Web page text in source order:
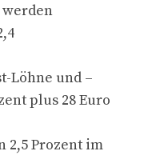
Löhne und –
plus 28 Euro
2,5 Prozent im